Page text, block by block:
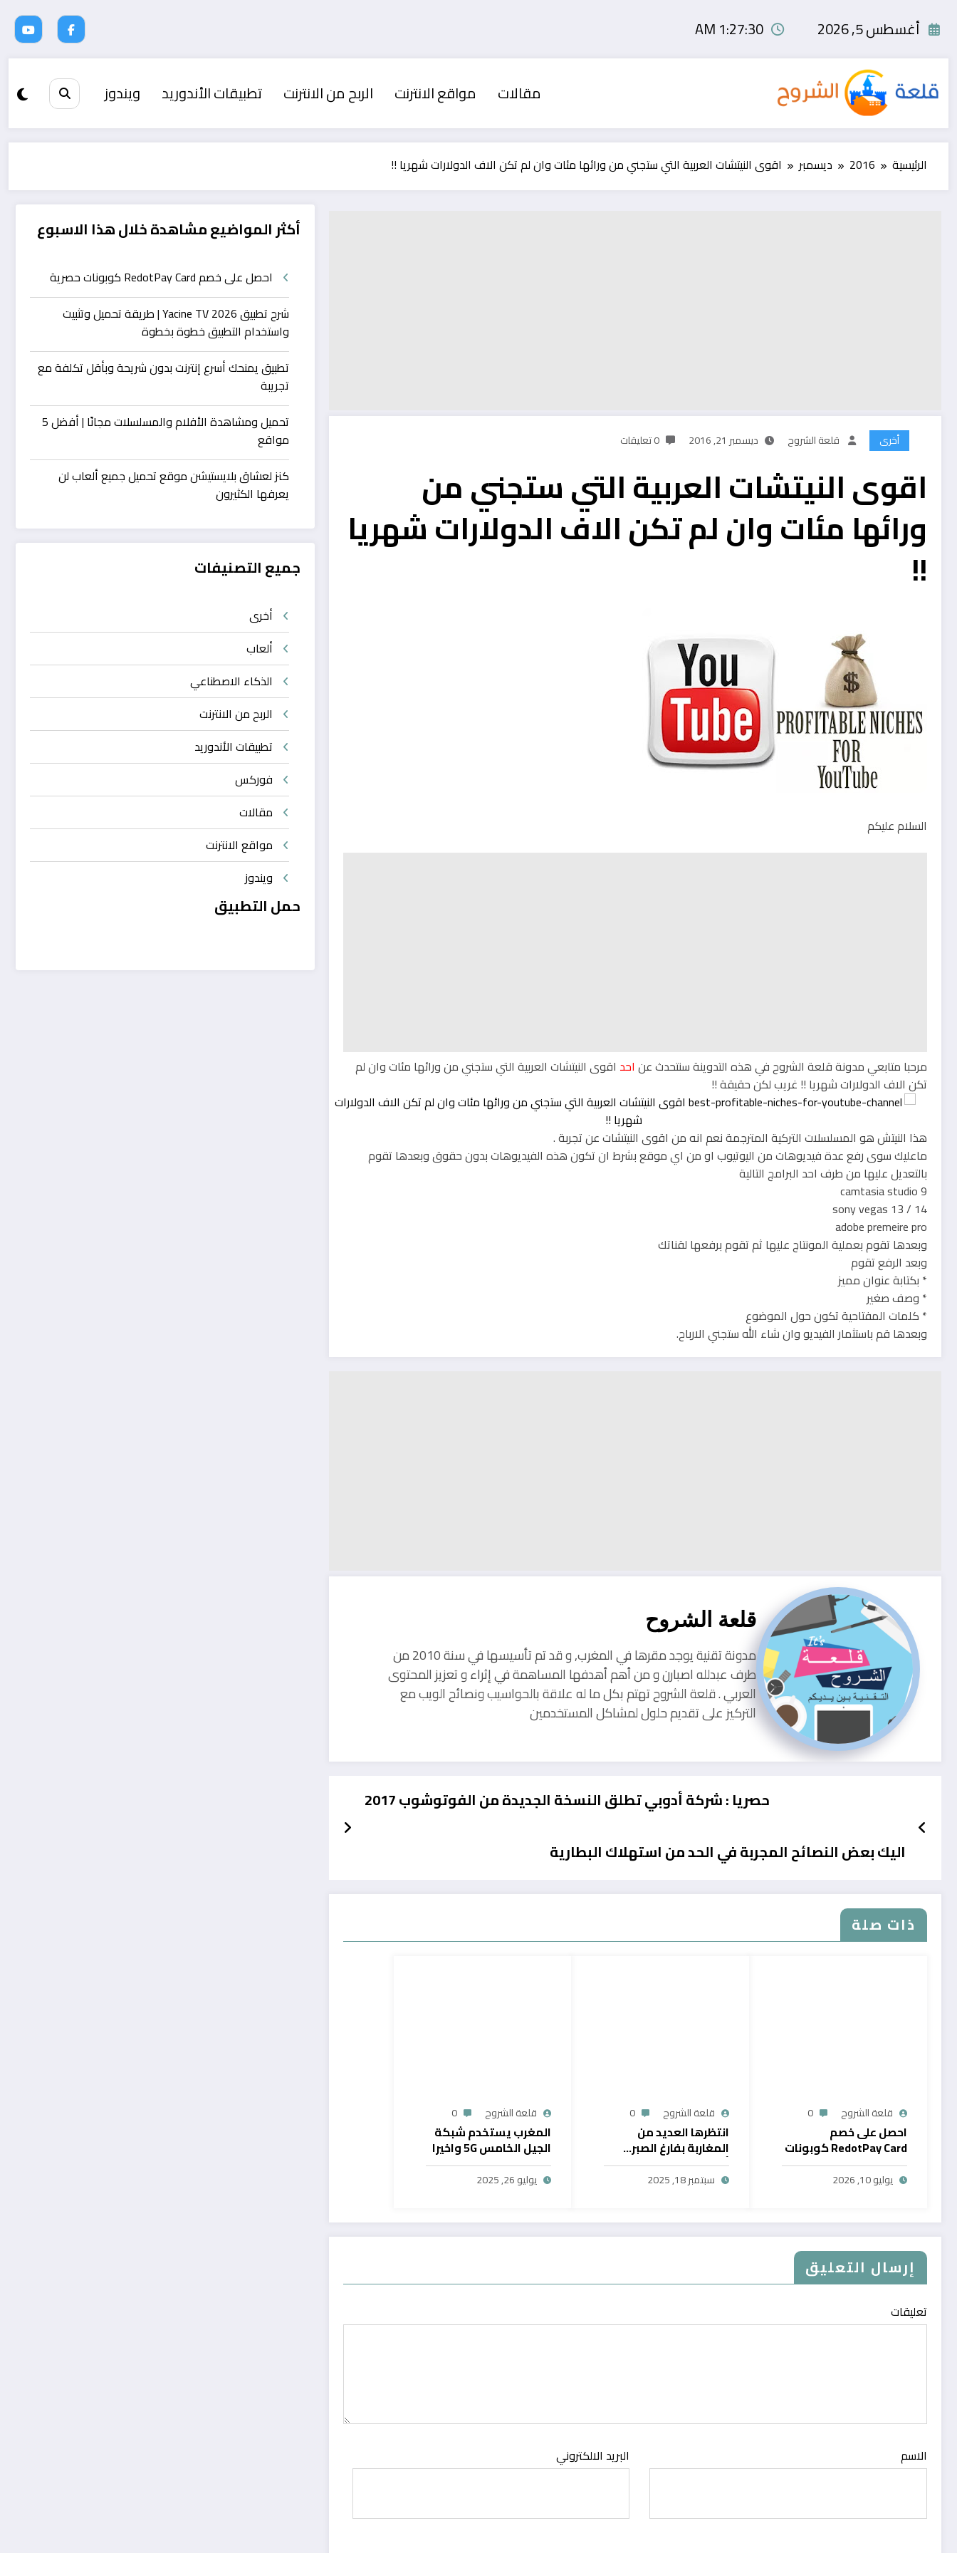
أغسطس 5, 2026 1:27:30 AM
مقالات مواقع الانترنت الربح من الانترنت تطبيقات الأندوريد ويندوز
الرئيسية 2016 ديسمبر اقوى النيتشات العربية التي ستجني من ورائها مئات وان لم تكن الاف الدولارات شهريا !!
أخرى قلعة الشروح ديسمبر 21, 2016 0 تعليقات
اقوى النيتشات العربية التي ستجني من
ورائها مئات وان لم تكن الاف الدولارات شهريا
!!
السلام عليكم
مرحبا متابعي مدونة قلعة الشروح في هذه التدوينة سنتحدث عن احد اقوى النيتشات العربية التي ستجني من ورائها مئات وان لم
تكن الاف الدولارات شهريا !! غريب لكن حقيقة !!
هذا النيتش هو المسلسلات التركية المترجمة نعم انه من اقوى النيتشات عن تجربة .
ماعليك سوى رفع عدة فيديوهات من اليوتيوب او من اي موقع بشرط ان تكون هذه الفيديوهات بدون حقوق وبعدها تقوم
بالتعديل عليها من طرف احد البرامج التالية
camtasia studio 9
sony vegas 13 / 14
adobe premeire pro
وبعدها تقوم بعملية المونتاج عليها ثم تقوم برفعها لقناتك
وبعد الرفع تقوم
* بكتابة عنوان مميز
* وصف صغير
* كلمات المفتاحية تكون حول الموضوع
وبعدها قم باستثمار الفيديو وان شاء الله ستجني الارباح.
قلعة الشروح
مدونة تقنية يوجد مقرها في المغرب, و قد تم تأسيسها في سنة 2010 من
طرف عبدلله اصبارن و من أهم أهدفها المساهمة في إثراء و تعزيز المحتوى
العربي . قلعة الشروح تهتم بكل ما له علاقة بالحواسيب ونصائح الويب مع
التركيز على تقديم حلول لمشاكل المستخدمين
حصريا : شركة أدوبي تطلق النسخة الجديدة من الفوتوشوب 2017
اليك بعض النصائح المجربة في الحد من استهلاك البطارية
ذات صلة
قلعة الشروح 0
احصل على خصم
RedotPay Card كوبونات
حصرية
يوليو 10, 2026
قلعة الشروح 0
انتظرها العديد من
المغاربة بفارغ الصبر…
أول خدمة رقمية تتيح
سحب الرصيد من بايبال
سبتمبر 18, 2025
قلعة الشروح 0
المغرب يستخدم شبكة
الجيل الخامس 5G واخيرا
يوليو 26, 2025
إرسال التعليق
تعليقات
الاسم البريد الالكتروني
أكثر المواضيع مشاهدة خلال هذا الاسبوع
احصل على خصم RedotPay Card كوبونات حصرية
شرح تطبيق Yacine TV 2026 | طريقة تحميل وتثبيت
واستخدام التطبيق خطوة بخطوة
تطبيق يمنحك أسرع إنترنت بدون شريحة وبأقل تكلفة مع
تجريبة
تحميل ومشاهدة الأفلام والمسلسلات مجانًا | أفضل 5
مواقع
كنز لعشاق بلايستيشن موقع تحميل جميع ألعاب لن
يعرفها الكثيرون
جميع التصنيفات
أخرى
ألعاب
الذكاء الاصطناعي
الربح من الانترنت
تطبيقات الأندوريد
فوركس
مقالات
مواقع الانترنت
ويندوز
حمل التطبيق